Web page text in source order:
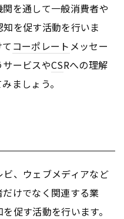
を通して一般消費者や
を促す活動を行いま
コーポレート メッセー
サービスやCSRへの理解
ましょう。
、ウェブメディアなど
けでなく関連する業
促す活動を行います。